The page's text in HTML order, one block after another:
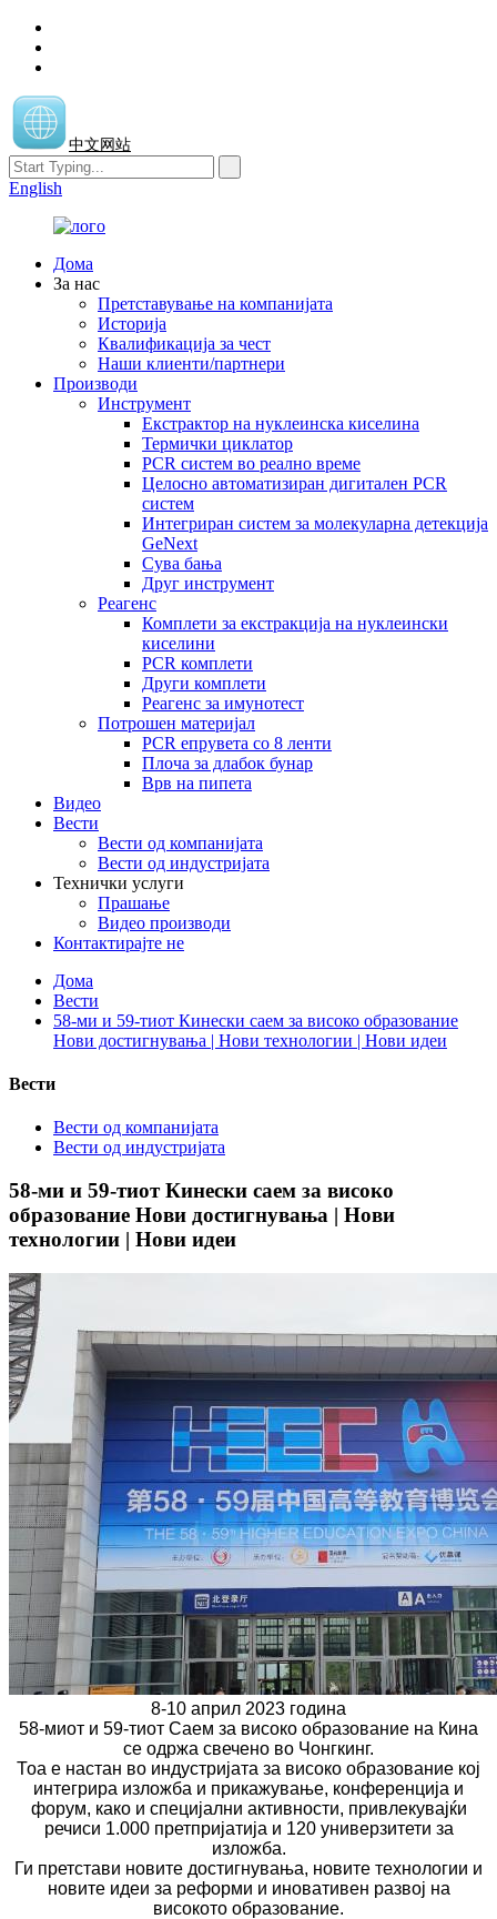
中文网站
English
Дома
За нас
Претставување на компанијата
Историја
Квалификација за чест
Наши клиенти/партнери
Производи
Инструмент
Екстрактор на нуклеинска киселина
Термички циклатор
PCR систем во реално време
Целосно автоматизиран дигитален PCR
систем
Интегриран систем за молекуларна детекција
GeNext
Сува бања
Друг инструмент
Реагенс
Комплети за екстракција на нуклеински
киселини
PCR комплети
Други комплети
Реагенс за имунотест
Потрошен материјал
PCR епрувета со 8 ленти
Плоча за длабок бунар
Врв на пипета
Видео
Вести
Вести од компанијата
Вести од индустријата
Технички услуги
Прашање
Видео производи
Контактирајте не
Дома
Вести
58-ми и 59-тиот Кинески саем за високо образование
Нови достигнувања | Нови технологии | Нови идеи
Вести
Вести од компанијата
Вести од индустријата
58-ми и 59-тиот Кинески саем за високо
образование Нови достигнувања | Нови
технологии | Нови идеи
8-10 април 2023 година
58-миот и 59-тиот Саем за високо образование на Кина
се одржа свечено во Чонгкинг.
Тоа е настан во индустријата за високо образование кој
интегрира изложба и прикажување, конференција и
форум, како и специјални активности, привлекувајќи
речиси 1.000 претпријатија и 120 универзитети за
изложба.
Ги претстави новите достигнувања, новите технологии и
новите идеи за реформи и иновативен развој на
високото образование.